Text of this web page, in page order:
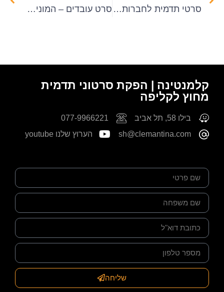
סרטי תדמית לחברות – חתונה מאוחרת סרט עובדים – המונית של דלוייט
קלמנטינה | הפקת סרטוני תדמית
מחוץ לקליפה
בילו 58, תל אביב
077-9966221
sh@clemantina.com
הערוץ שלנו youtube
שליחה